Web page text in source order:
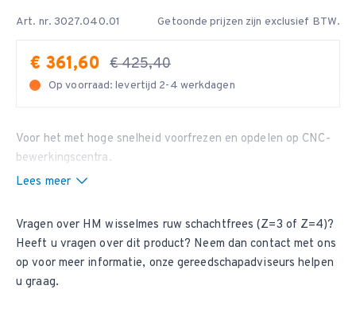
Art. nr. 3027.040.01 Getoonde prijzen zijn exclusief BTW.
€ 361,60 € 425,40
Op voorraad: levertijd 2-4 werkdagen
Voor het met hoge snelheid voorfrezen en opdelen op CNC-
bewerkingscentra.
Lees meer
Vragen over HM wisselmes ruw schachtfrees (Z=3 of Z=4)?
Heeft u vragen over dit product? Neem dancontact met ons
op voor meer informatie, onze gereedschapadviseurs helpen
u graag.